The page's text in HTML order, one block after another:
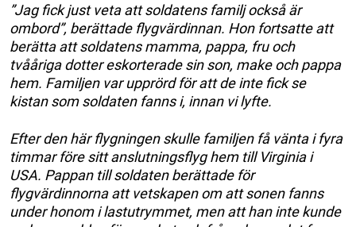
”Jag fick just veta att soldatens familj också är
ombord”, berättade flygvärdinnan. Hon fortsatte att
berätta att soldatens mamma, pappa, fru och
tvååriga dotter eskorterade sin son, make och pappa
hem. Familjen var upprörd för att de inte fick se
kistan som soldaten fanns i, innan vi lyfte.
Efter den här flygningen skulle familjen få vänta i fyra
timmar före sitt anslutningsflyg hem till Virginia i
USA. Pappan till soldaten berättade för
flygvärdinnorna att vetskapen om att sonen fanns
under honom i lastutrymmet, men att han inte kunde